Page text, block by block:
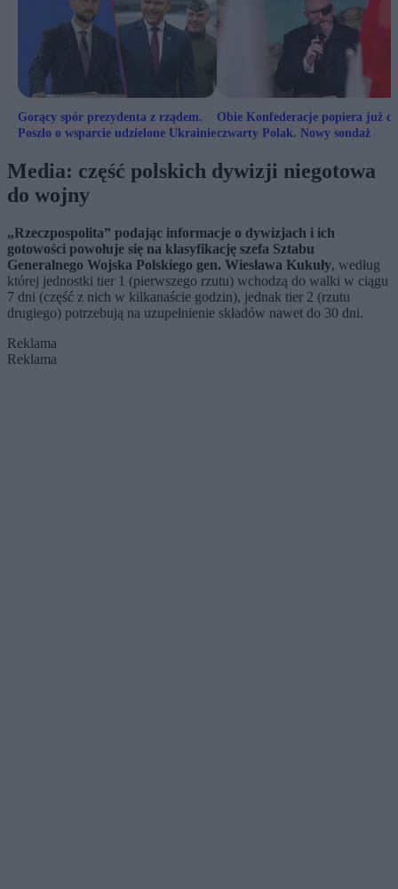
Gorący spór prezydenta z rządem.
Poszło o wsparcie udzielone Ukrainie
Obie Konfederacje popiera już co
czwarty Polak. Nowy sondaż
Media: część polskich dywizji niegotowa
do wojny
„Rzeczpospolita” podając informacje o dywizjach i ich
gotowości powołuje się na klasyfikację szefa Sztabu
Generalnego Wojska Polskiego gen. Wiesława Kukuły, według
której jednostki tier 1 (pierwszego rzutu) wchodzą do walki w ciągu
7 dni (część z nich w kilkanaście godzin), jednak tier 2 (rzutu
drugiego) potrzebują na uzupełnienie składów nawet do 30 dni.
Reklama
Reklama